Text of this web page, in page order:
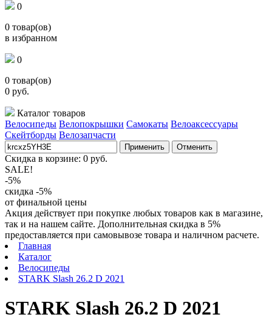
0
0 товар(ов)
в избранном
0
0 товар(ов)
0 руб.
Каталог товаров
Велосипеды Велопокрышки Самокаты Велоаксессуары
Скейтборды Велозапчасти
Применить Отменить
Скидка в корзине: 0 руб.
SALE!
-5%
скидка -5%
от финальной цены
Акция действует при покупке любых товаров как в магазине,
так и на нашем сайте. Дополнительная скидка в 5%
предоставляется при самовывозе товара и наличном расчете.
Главная
Каталог
Велосипеды
STARK Slash 26.2 D 2021
STARK Slash 26.2 D 2021